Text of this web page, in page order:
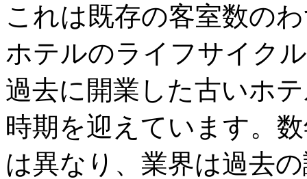
これは既存の客室数の
ホテルのライフサイク
過去に開業した古いホ
時期を迎えています。
は異なり、業界は過去